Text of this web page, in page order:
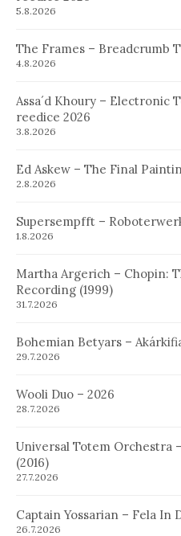
5.8.2026
The Frames – Breadcrumb
4.8.2026
Assa´d Khoury – Electronic
reedice 2026
3.8.2026
Ed Askew – The Final
2.8.2026
Supersempfft –
1.8.2026
Martha Argerich – Chopin:
Recording (1999)
31.7.2026
Bohemian Betyars –
29.7.2026
Wooli Duo – 2026
28.7.2026
Universal Totem Orchestra
(2016)
27.7.2026
Captain Yossarian – Fela In
26.7.2026